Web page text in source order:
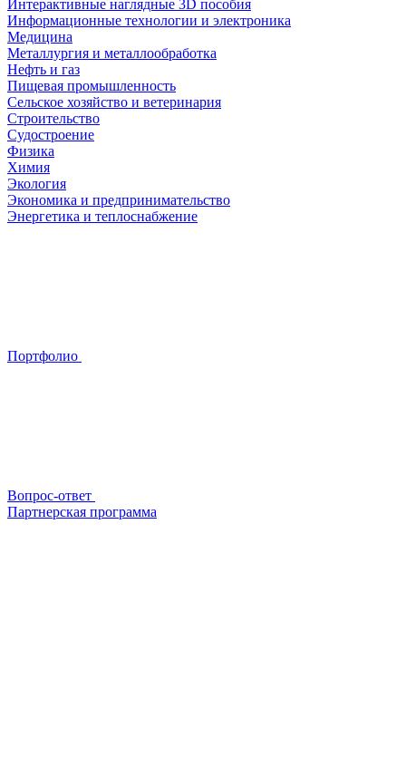
Интерактивные наглядные 3D пособия
Информационные технологии и электроника
Медицина
Металлургия и металлообработка
Нефть и газ
Пищевая промышленность
Сельское хозяйство и ветеринария
Строительство
Судостроение
Физика
Химия
Экология
Экономика и предпринимательство
Энергетика и теплоснабжение
Портфолио
Вопрос-ответ
Партнерская программа